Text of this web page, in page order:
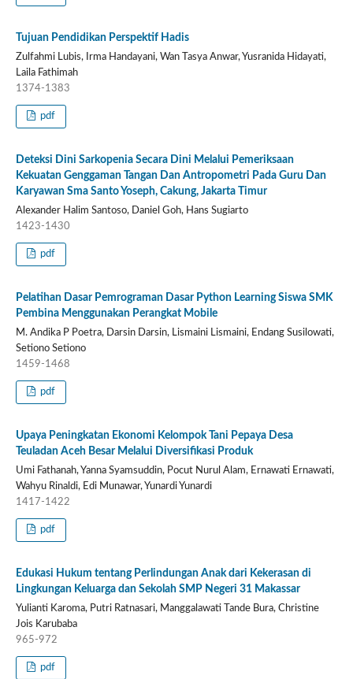
Tujuan Pendidikan Perspektif Hadis
Zulfahmi Lubis, Irma Handayani, Wan Tasya Anwar, Yusranida Hidayati,
Laila Fathimah
1374-1383
pdf
Deteksi Dini Sarkopenia Secara Dini Melalui Pemeriksaan
Kekuatan Genggaman Tangan Dan Antropometri Pada Guru Dan
Karyawan Sma Santo Yoseph, Cakung, Jakarta Timur
Alexander Halim Santoso, Daniel Goh, Hans Sugiarto
1423-1430
pdf
Pelatihan Dasar Pemrograman Dasar Python Learning Siswa SMK
Pembina Menggunakan Perangkat Mobile
M. Andika P Poetra, Darsin Darsin, Lismaini Lismaini, Endang Susilowati,
Setiono Setiono
1459-1468
pdf
Upaya Peningkatan Ekonomi Kelompok Tani Pepaya Desa
Teuladan Aceh Besar Melalui Diversifikasi Produk
Umi Fathanah, Yanna Syamsuddin, Pocut Nurul Alam, Ernawati Ernawati,
Wahyu Rinaldi, Edi Munawar, Yunardi Yunardi
1417-1422
pdf
Edukasi Hukum tentang Perlindungan Anak dari Kekerasan di
Lingkungan Keluarga dan Sekolah SMP Negeri 31 Makassar
Yulianti Karoma, Putri Ratnasari, Manggalawati Tande Bura, Christine
Jois Karubaba
965-972
pdf